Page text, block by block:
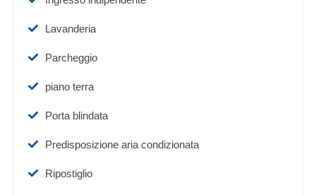
Lavanderia
Parcheggio
piano terra
Porta blindata
Predisposizione aria condizionata
Ripostiglio